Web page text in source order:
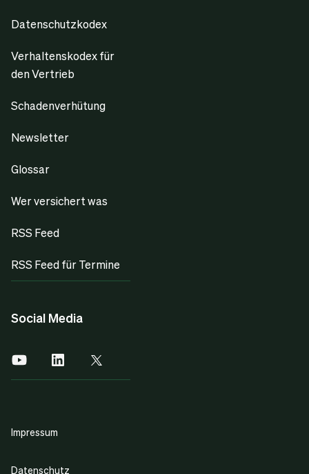
Datenschutzkodex
Verhaltenskodex für
den Vertrieb
Schadenverhütung
Newsletter
Glossar
Wer versichert was
RSS Feed
RSS Feed für Termine
Social Media
Impressum
Datenschutz